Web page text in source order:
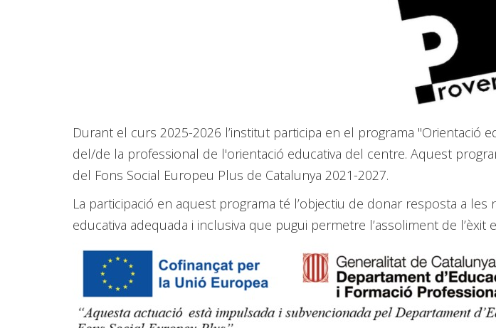
Durant el curs 2025-2026 l’institut participa en el programa "Orientació
del/de la professional de l'orientació educativa del centre. Aquest
del Fons Social Europeu Plus de Catalunya 2021-2027.
La participació en aquest programa té l’objectiu de donar resposta a
educativa adequada i inclusiva que pugui permetre l’assoliment de